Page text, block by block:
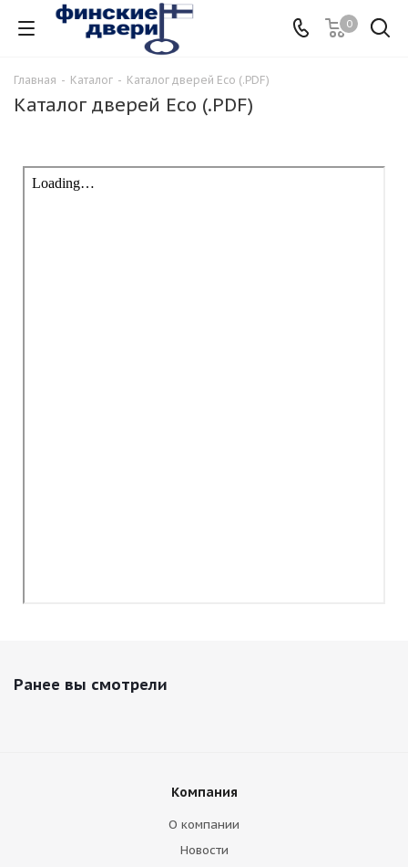
0
Главная - Каталог - Каталог дверей Eco (.PDF)
Каталог дверей Eco (.PDF)
Ранее вы смотрели
Компания
О компании
Новости